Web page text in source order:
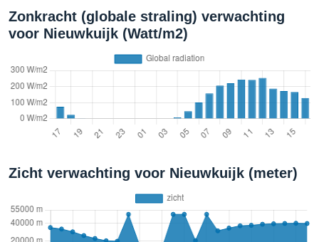
Zonkracht (globale straling) verwachting
voor Nieuwkuijk (Watt/m2)
Zicht verwachting voor Nieuwkuijk (meter)